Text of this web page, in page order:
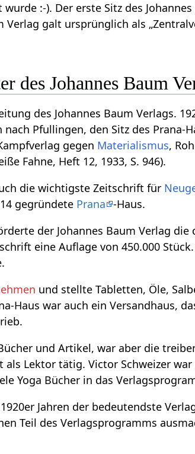
:-). Der erste Sitz des
Verlag galt ursprünglich als
des Johannes Baum
des Johannes Baum Verlags.
Pfullingen, den Sitz des Prana-
gegen Materialismus,
Fahne, Heft 12, 1933, S. 946).
die wichtigste Zeitschrift für
gegründete Prana -Haus.
der Johannes Baum Verlag die
eine Auflage von 450.000 Stück.
und stellte Tabletten, Öle,
Haus war auch ein Versandhaus,
und Artikel, war aber die
als Lektor tätig. Victor Schweizer
Yoga Bücher in das
Jahren der bedeutendste
Teil des Verlagsprogramms